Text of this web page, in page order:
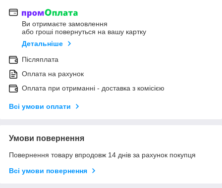
Ви отримаєте замовлення
або гроші повернуться на вашу картку
Детальніше
Післяплата
Оплата на рахунок
Оплата при отриманні - доставка з комісією
Всі умови оплати
Умови повернення
Повернення товару впродовж 14 днів за рахунок покупця
Всі умови повернення